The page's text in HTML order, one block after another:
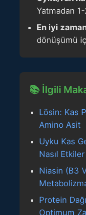
Yatmadan
En iyi
dönüşümü
📚 İlgili
Lösin: Kas
Amino Asit
Uyku Kas
Nasıl Etkiler
Niasin (B3
Protein
Optimum